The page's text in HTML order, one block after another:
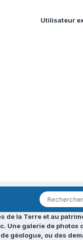
Utilisateur
de la Terre et au
galerie de photos
géologue, ou des